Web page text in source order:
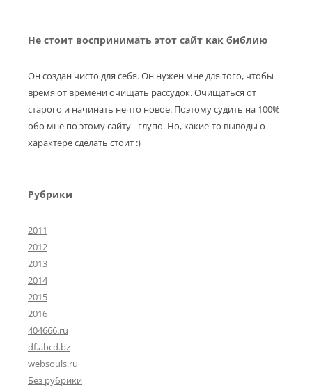
Не стоит воспринимать этот сайт как библию
Он создан чисто для себя. Он нужен мне для того, чтобы
время от времени очищать рассудок. Очищаться от
старого и начинать нечто новое. Поэтому судить на 100%
обо мне по этому сайту - глупо. Но, какие-то выводы о
характере сделать стоит :)
Рубрики
2011
2012
2013
2014
2015
2016
404666.ru
df.abcd.bz
websouls.ru
Без рубрики